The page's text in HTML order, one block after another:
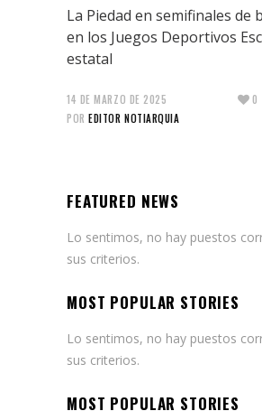
La Piedad en semifinales de
en los Juegos Deportivos
estatal
14 DE MARZO DE 2025
POR EDITOR NOTIARQUIA
0
FEATURED NEWS
Lo sentimos, no hay puestos
sus criterios.
MOST POPULAR STORIES
Lo sentimos, no hay puestos
sus criterios.
MOST POPULAR STORIES